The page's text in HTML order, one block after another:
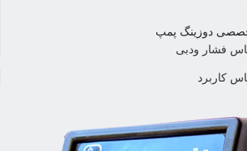
دوزینگ پمپ
فشار ودبی
کاربرد